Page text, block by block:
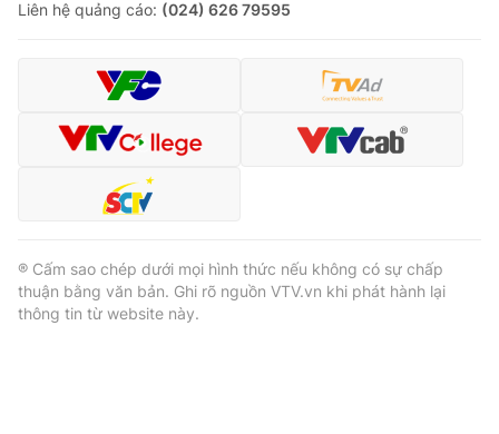
Liên hệ quảng cáo: (024) 626 79595
® Cấm sao chép dưới mọi hình thức nếu không có sự chấp
thuận bằng văn bản. Ghi rõ nguồn VTV.vn khi phát hành lại
thông tin từ website này.